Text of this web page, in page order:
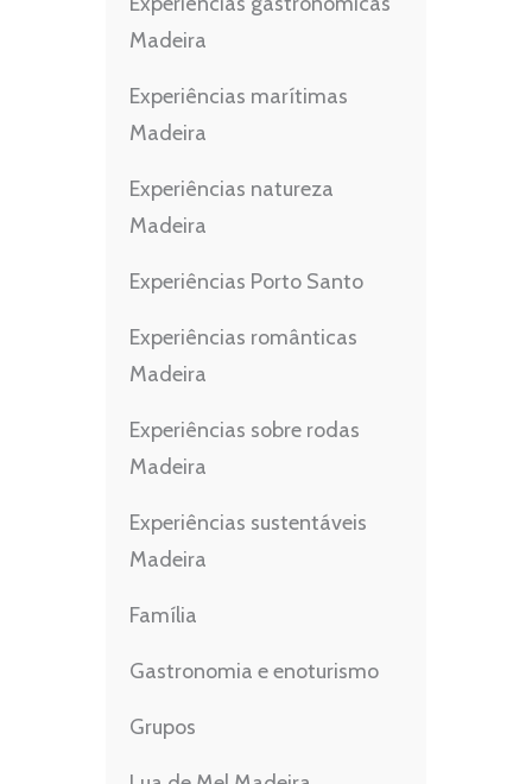
Madeira
Experiências marítimas
Madeira
Experiências natureza
Madeira
Experiências Porto Santo
Experiências românticas
Madeira
Experiências sobre rodas
Madeira
Experiências sustentáveis
Madeira
Família
Gastronomia e enoturismo
Grupos